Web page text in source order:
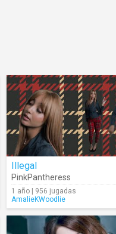
Illegal
PinkPantheress
1 año | 956 jugadas
AmalieKWoodlie